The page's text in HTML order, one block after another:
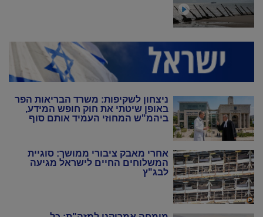
ניצחון לשקיפות: משרד הבריאות הפר
באופן שיטתי את חוק חופש המידע,
ביהמ"ש המחוזי העמיד אותם סוף
אחרי מאבק ציבורי ממושך: סוגיית
המשלוחים החיים לישראל מגיעה
לבג"ץ